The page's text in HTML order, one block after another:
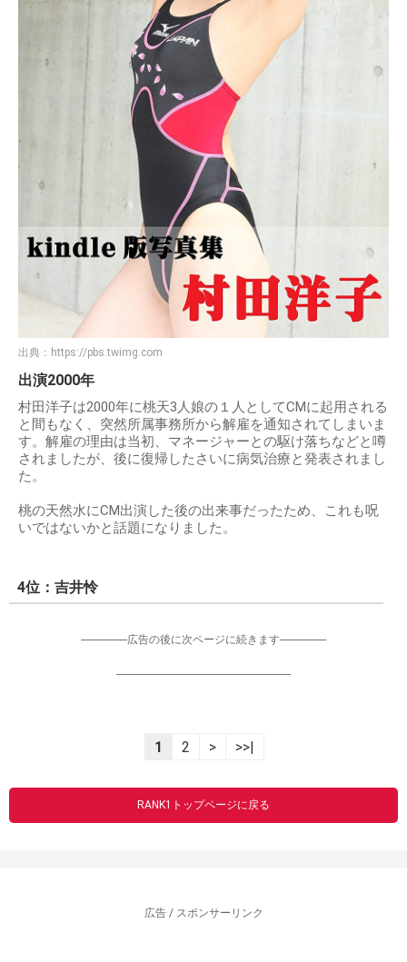
出典： https://pbs.twimg.com
出演2000年
村田洋子は2000年に桃天3人娘の１人としてCMに起用される
と間もなく、突然所属事務所から解雇を通知されてしまいま
す。解雇の理由は当初、マネージャーとの駆け落ちなどと噂
されましたが、後に復帰したさいに病気治療と発表されまし
た。
桃の天然水にCM出演した後の出来事だったため、これも呪
いではないかと話題になりました。
4位：吉井怜
-----------------広告の後に次ページに続きます-----------------
----------------------------------------------------------------
1 2 > >>|
RANK1トップページに戻る
広告 / スポンサーリンク